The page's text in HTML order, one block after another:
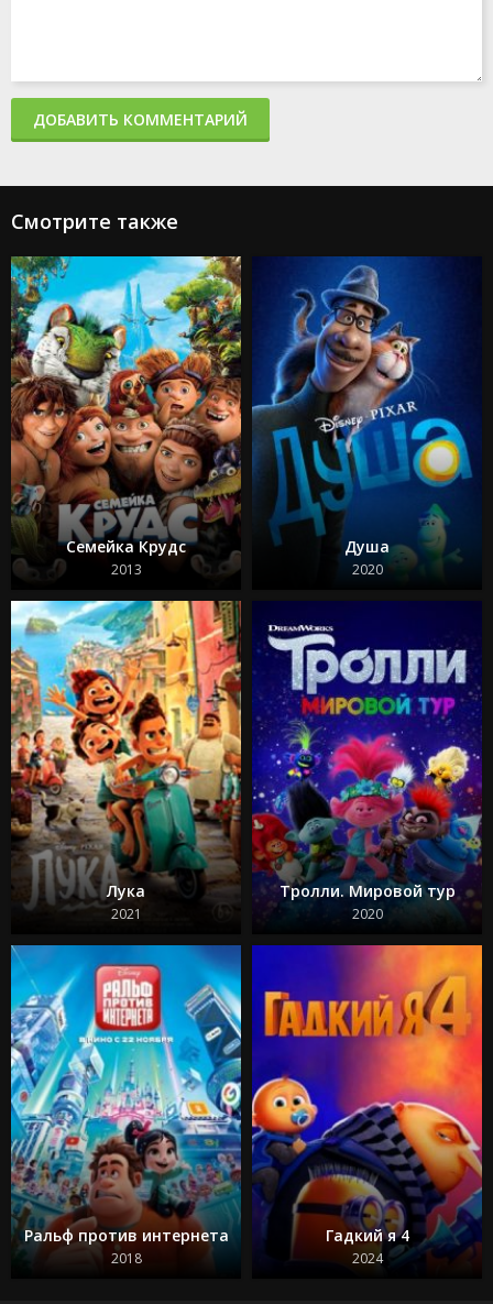
ДОБАВИТЬ КОММЕНТАРИЙ
Смотрите также
Семейка Крудс
2013
Душа
2020
Лука
2021
Тролли. Мировой тур
2020
Ральф против интернета
2018
Гадкий я 4
2024